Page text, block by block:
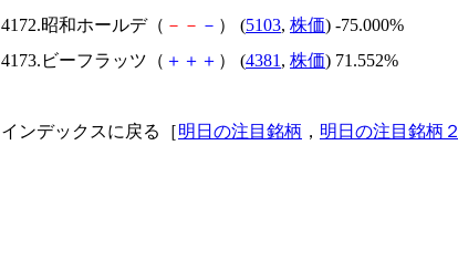
4172.昭和ホールデ（ － － － ） (5103, 株価) -75.000%
4173.ビーフラッツ（ ＋ ＋ ＋ ） (4381 , 株価) 71.552%
インデックスに戻る［明日の注目銘柄 ， 明日の注目銘柄２